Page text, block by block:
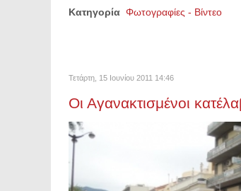
Κατηγορία Φωτογραφίες - Βίντεο
Τετάρτη, 15 Ιουνίου 2011 14:46
Οι Αγανακτισμένοι